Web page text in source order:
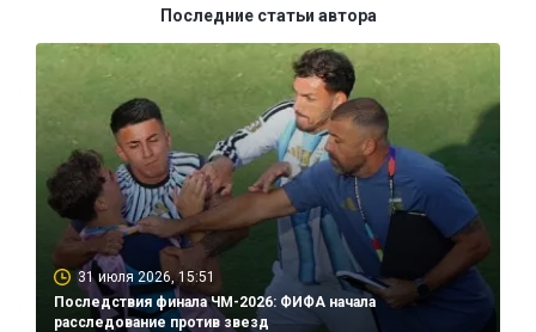
Последние статьи автора
31 июля 2026, 15:51
Последствия финала ЧМ-2026: ФИФА начала
расследование против звезд